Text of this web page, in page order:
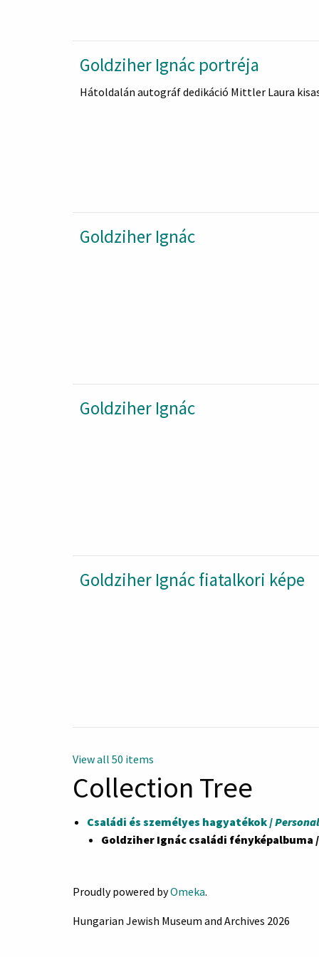
Goldziher Ignác portréja
Hátoldalán autográf dedikáció Mittler Laura
Goldziher Ignác
Goldziher Ignác
Goldziher Ignác fiatalkori képe
View all 50 items
Collection Tree
Családi és személyes hagyatékok /
Goldziher Ignác családi fényképalbuma /
Proudly powered byOmeka.
Hungarian Jewish Museum and Archives 2026